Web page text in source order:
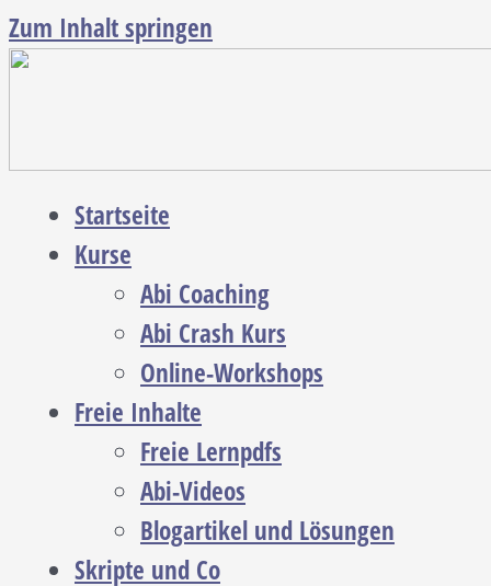
Zum Inhalt springen
Startseite
Kurse
Abi Coaching
Abi Crash Kurs
Online-Workshops
Freie Inhalte
Freie Lernpdfs
Abi-Videos
Blogartikel und Lösungen
Skripte und Co